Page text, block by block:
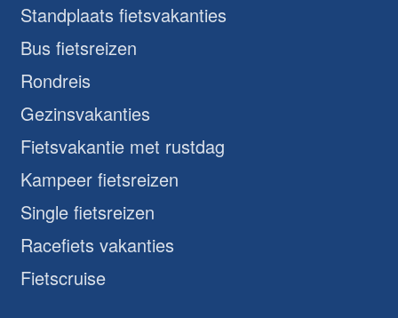
Standplaats fietsvakanties
Bus fietsreizen
Rondreis
Gezinsvakanties
Fietsvakantie met rustdag
Kampeer fietsreizen
Single fietsreizen
Racefiets vakanties
Fietscruise